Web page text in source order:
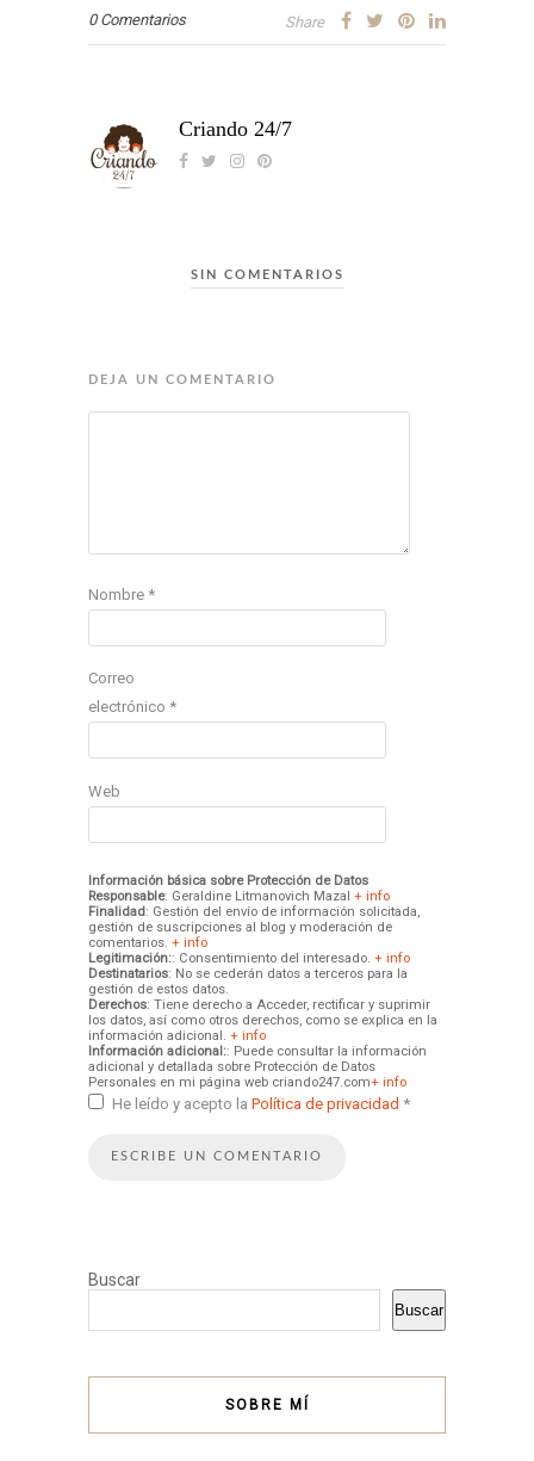
0 Comentarios Share
Criando 24/7
SIN COMENTARIOS
DEJA UN COMENTARIO
Nombre *
Correo
electrónico *
Web
Información básica sobre Protección de Datos
Responsable: Geraldine Litmanovich Mazal + info
Finalidad: Gestión del envío de información solicitada,
gestión de suscripciones al blog y moderación de
comentarios. + info
Legitimación:: Consentimiento del interesado. + info
Destinatarios: No se cederán datos a terceros para la
gestión de estos datos.
Derechos: Tiene derecho a Acceder, rectificar y suprimir
los datos, así como otros derechos, como se explica en la
información adicional. + info
Información adicional:: Puede consultar la información
adicional y detallada sobre Protección de Datos
Personales en mi página web criando247.com+ info
He leído y acepto la Política de privacidad *
Buscar
Buscar
SOBRE MÍ